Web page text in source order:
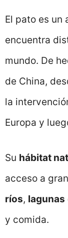
El pato es un
encuentra
mundo. De
de China,
la
Europa y
Su hábitat
acceso a
ríos, lagunas
y comida.